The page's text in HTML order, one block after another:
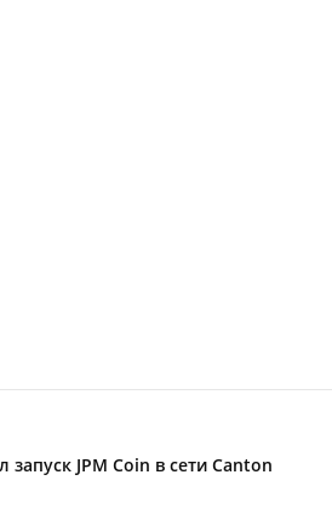
запуск JPM Coin в сети Canton